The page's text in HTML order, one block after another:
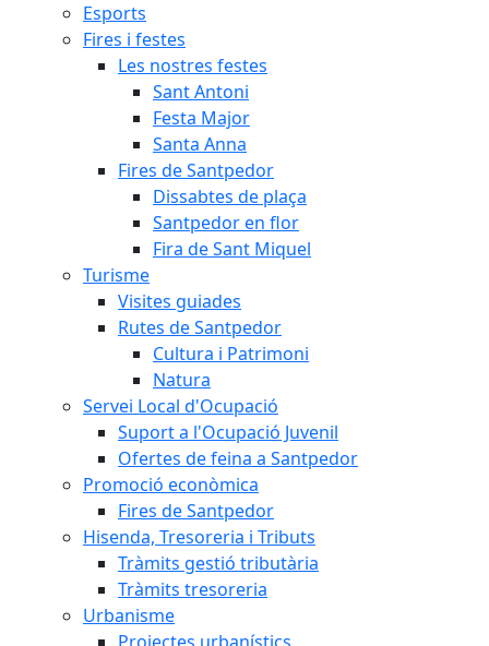
Esports
Fires i festes
Les nostres festes
Sant Antoni
Festa Major
Santa Anna
Fires de Santpedor
Dissabtes de plaça
Santpedor en flor
Fira de Sant Miquel
Turisme
Visites guiades
Rutes de Santpedor
Cultura i Patrimoni
Natura
Servei Local d'Ocupació
Suport a l'Ocupació Juvenil
Ofertes de feina a Santpedor
Promoció econòmica
Fires de Santpedor
Hisenda, Tresoreria i Tributs
Tràmits gestió tributària
Tràmits tresoreria
Urbanisme